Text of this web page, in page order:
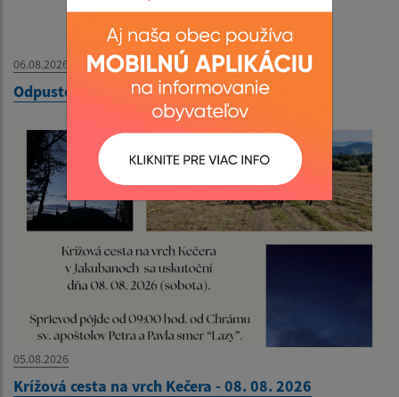
06.08.2026
Odpustový futbalový turnaj - 09. 08. 2026
05.08.2026
Krížová cesta na vrch Kečera - 08. 08. 2026